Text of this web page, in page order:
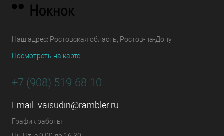
Наш адрес: Ростовская область, Ростов-на-Дону
Посмотреть на карте
+7 (908) 519-68-10
Email: vaisudin@rambler.ru
График работы